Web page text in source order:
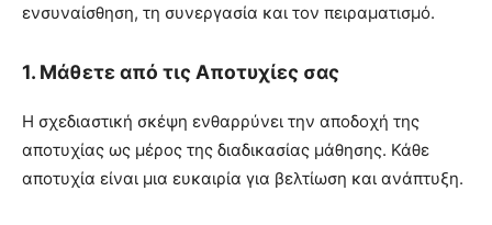
ενσυναίσθηση, τη συνεργασία και τον πειραματισμό.
1. Μάθετε από τις Αποτυχίες σας
Η σχεδιαστική σκέψη ενθαρρύνει την αποδοχή της
αποτυχίας ως μέρος της διαδικασίας μάθησης. Κάθε
αποτυχία είναι μια ευκαιρία για βελτίωση και ανάπτυξη.